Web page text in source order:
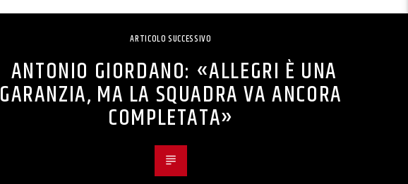
ARTICOLO SUCCESSIVO
ANTONIO GIORDANO: «ALLEGRI È UNA
GARANZIA, MA LA SQUADRA VA ANCORA
COMPLETATA»